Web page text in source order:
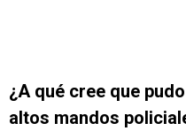
¿A qué cree que
altos mandos